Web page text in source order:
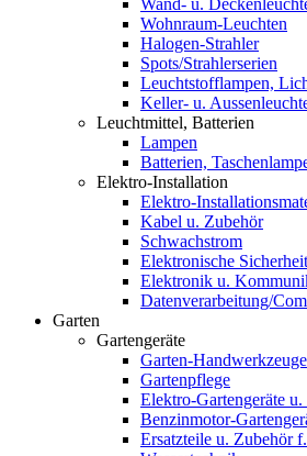
Wand- u.
Wohnraum-Leuchten
Halogen-Strahler
Spots/Strahlerserien
Leuchtstofflampen,
Keller- u.
Leuchtmittel, Batterien
Lampen
Batterien,
Elektro-Installation
Elektro-
Kabel u. Zubehör
Schwachstrom
Elektronische Sicherheit
Elektronik u.
Datenverarbeitung/
Garten
Gartengeräte
Garten-Handwerkzeuge
Gartenpflege
Elektro-Gartengeräte
Benzinmotor-
Ersatzteile u. Zubehör